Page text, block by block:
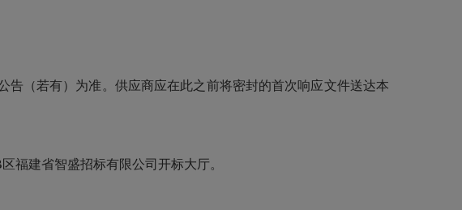
（若有）为准。供应商应在此之前将密封的首次响应文件送达本
建省智盛招标有限公司开标大厅。